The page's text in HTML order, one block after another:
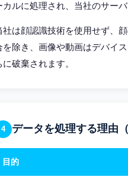
カルに処理され、当社のサー
社は顔認識技術を使用せず、
を除き、画像や動画はデバイ
に破棄されます。
4 データを処理する理由
目的